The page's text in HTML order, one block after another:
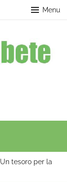
Menu
Un tesoro per la